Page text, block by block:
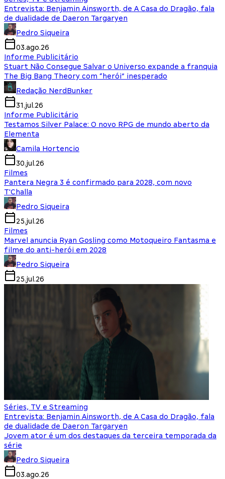
Entrevista: Benjamin Ainsworth, de A Casa do Dragão, fala
de dualidade de Daeron Targaryen
Pedro Siqueira
03.ago.26
Informe Publicitário
Stuart Não Consegue Salvar o Universo expande a franquia
The Big Bang Theory com “herói” inesperado
Redação NerdBunker
31.jul.26
Informe Publicitário
Testamos Silver Palace: O novo RPG de mundo aberto da
Elementa
Camila Hortencio
30.jul.26
Filmes
Pantera Negra 3 é confirmado para 2028, com novo
T'Challa
Pedro Siqueira
25.jul.26
Filmes
Marvel anuncia Ryan Gosling como Motoqueiro Fantasma e
filme do anti-herói em 2028
Pedro Siqueira
25.jul.26
Séries, TV e Streaming
Entrevista: Benjamin Ainsworth, de A Casa do Dragão, fala
de dualidade de Daeron Targaryen
Jovem ator é um dos destaques da terceira temporada da
série
Pedro Siqueira
03.ago.26